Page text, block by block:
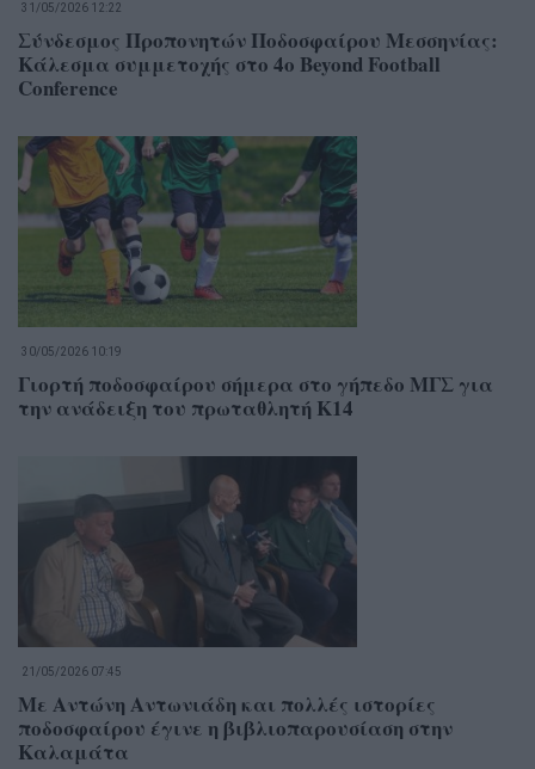
31/05/2026 12:22
Σύνδεσμος Προπονητών Ποδοσφαίρου Μεσσηνίας:
Κάλεσμα συμμετοχής στο 4ο Beyond Football
Conference
30/05/2026 10:19
Γιορτή ποδοσφαίρου σήμερα στο γήπεδο ΜΓΣ για
την ανάδειξη του πρωταθλητή Κ14
21/05/2026 07:45
Με Αντώνη Αντωνιάδη και πολλές ιστορίες
ποδοσφαίρου έγινε η βιβλιοπαρουσίαση στην
Καλαμάτα